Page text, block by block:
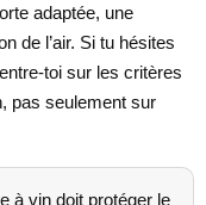
adaptée, une
de l’air. Si tu hésites
toi sur les critères
pas seulement sur
à vin doit protéger le